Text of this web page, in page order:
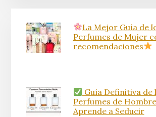
La Mejor Guía de
Perfumes de Mujer
recomendaciones
Guía Definitiva de
Perfumes de Hombre
Aprende a Seducir